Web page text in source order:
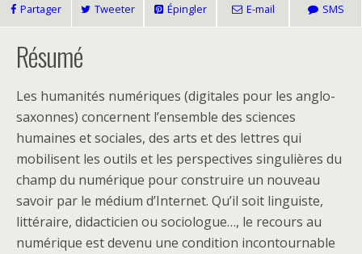
Partager Tweeter Épingler E-mail SMS
Résumé
Les humanités numériques (digitales pour les anglo-
saxonnes) concernent l’ensemble des sciences
humaines et sociales, des arts et des lettres qui
mobilisent les outils et les perspectives singulières du
champ du numérique pour construire un nouveau
savoir par le médium d’Internet. Qu’il soit linguiste,
littéraire, didacticien ou sociologue…, le recours au
numérique est devenu une condition incontournable